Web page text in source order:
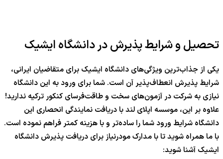
تحصیل و شرایط پذیرش در دانشگاه ایشیک
یکی از جذاب‌ترین ویژگی‌های دانشگاه ایشیک برای متقاضیان ایرانی،
شرایط پذیرش انعطاف‌پذیر آن است. شما برای ورود به این دانشگاه
نیازی به شرکت در آزمون‌های سخت و طاقت‌فرسای کنکور ترکیه ندارید!
علاوه بر این، موسسه اپلای لند با دریافت نمایندگی انحصاری این
دانشگاه شرایط ورود شما را ساده‌تر و با هزینه کمتر فراهم نموده است.
با ما همراه شوید تا با مدارک مودرنیاز برای دریافت پذیرش دانشگاه
ایشیک آشنا شوید: